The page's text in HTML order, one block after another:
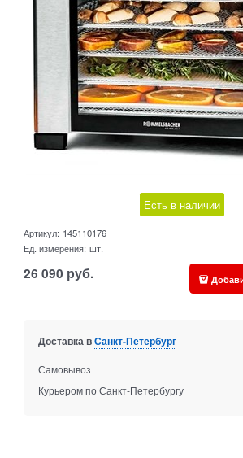
Есть в наличии
Артикул: 145110176
Ед. измерения: шт.
26 090 руб.
Доставка вСанкт-Петербург
Самовывоз
Курьером по Санкт-Петербургу